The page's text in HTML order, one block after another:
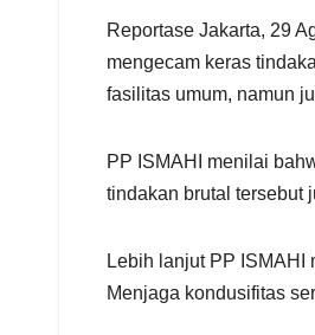
a
r
e
Reportase Jakarta, 29
mengecam keras
fasilitas umum, namun
PP ISMAHI menilai
tindakan brutal tersebut
Lebih lanjut PP
Menjaga kondusifitas